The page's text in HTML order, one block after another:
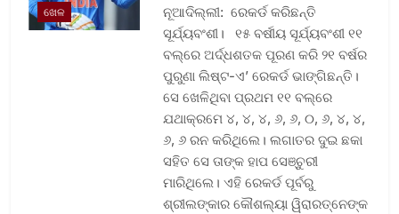
ଖେଳ
ନୂଆଦିଲ୍ଲୀ: ରେକର୍ଡ କରିଛନ୍ତି
ସୂର୍ଯ୍ୟବଂଶୀ। ୧୫ ବର୍ଷୀୟ ସୂର୍ଯ୍ୟବଂଶୀ ୧୧
ବଲ୍‌ରେ ଅର୍ଦ୍ଧଶତକ ପୂରଣ କରି ୨୧ ବର୍ଷର
ପୁରୁଣା ଲିଷ୍ଟ-ଏ’ ରେକର୍ଡ ଭାଙ୍ଗିଛନ୍ତି।
ସେ ଖେଳିଥିବା ପ୍ରଥମ ୧୧ ବଲ୍‌ରେ
ଯଥାକ୍ରମେ ୪, ୪, ୪, ୬, ୬, ୦, ୬, ୪, ୪,
୬, ୬ ରନ କରିଥିଲେ। ଲଗାତର ଦୁଇ ଛକା
ସହିତ ସେ ତାଙ୍କ ହାପ ସେଞ୍ଚୁରୀ
ମାରିଥିଲେ। ଏହି ରେକର୍ଡ ପୂର୍ବରୁ
ଶ୍ରୀଲଙ୍କାର କୌଶଲ୍ୟା ୱିରାରତ୍ନେଙ୍କ